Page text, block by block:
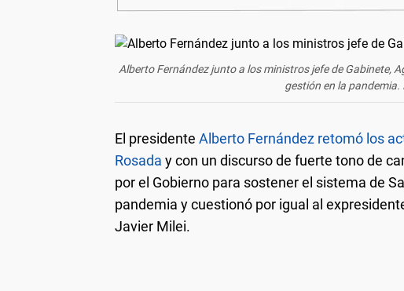
Alberto Fernández junto a los ministros jefe de Gabinete,
gestión en la pandemia.
El presidente Alberto Fernández retomó los
Rosada y con un discurso de fuerte tono de
por el Gobierno para sostener el sistema de
pandemia y cuestionó por igual al
Javier Milei.